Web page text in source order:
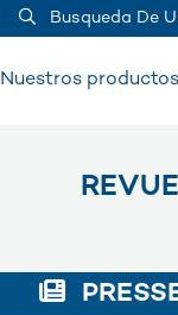
Busqueda De
Nuestros productos